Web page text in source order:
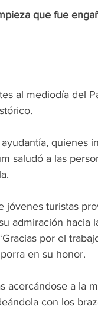
que fue
al mediodía del
quienes
saludó a las
jóvenes turistas
admiración hacia
por el
en su honor.
acercándose a la
con los